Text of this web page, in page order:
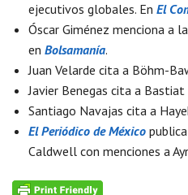
ejecutivos globales. En El
Óscar Giménez menciona a
en Bolsamanía.
Juan Velarde cita a Böhm-
Javier Benegas cita a Bastiat
Santiago Navajas cita a
El Periódico de México
Caldwell con menciones a